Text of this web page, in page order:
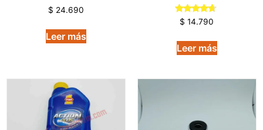
$ 24.690
Leer más
Valorado
en
de 5
$ 14.790
Leer más